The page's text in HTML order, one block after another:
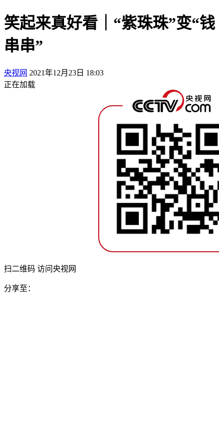
笑起来真好看｜“紫珠珠”变“钱
串串”
央视网 2021年12月23日 18:03
正在加载
扫二维码 访问央视网
分享至：